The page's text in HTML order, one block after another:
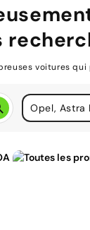
voitures
Opel, Astra